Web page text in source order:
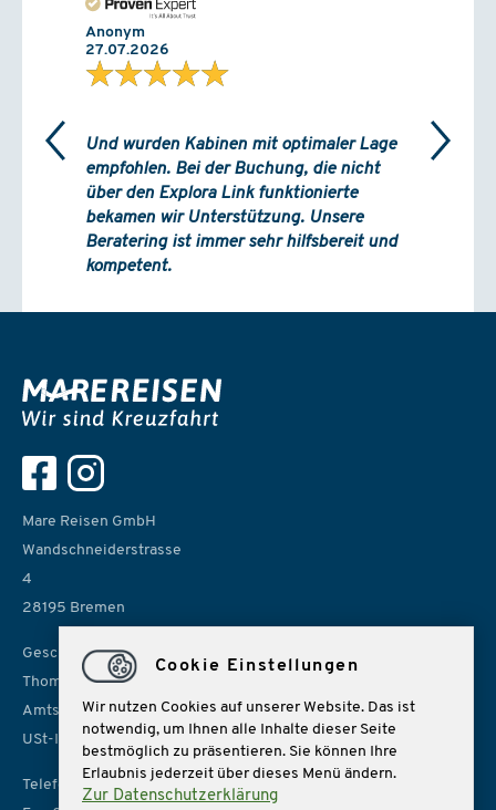
Anonym
27.07.2026
★★★★★
Und wurden Kabinen mit optimaler Lage
empfohlen. Bei der Buchung, die nicht
über den Explora Link funktionierte
bekamen wir Unterstützung. Unsere
Beratering ist immer sehr hilfsbereit und
kompetent.
Mare Reisen GmbH
Wandschneiderstrasse
4
28195 Bremen
Geschäftsführer:
Thomas Rolf, Sonja Lübbe
Amtsgericht Bremen, HRB 14966
USt-IdNr. DE 157814926
Telefon: 0421 162162
Cookie Einstellungen
Wir nutzen Cookies auf unserer Website. Das ist
notwendig, um Ihnen alle Inhalte dieser Seite
bestmöglich zu präsentieren. Sie können Ihre
Erlaubnis jederzeit über dieses Menü ändern.
Zur Datenschutzerklärung